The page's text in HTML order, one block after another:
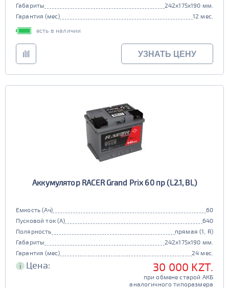
Габариты
242x175x190 мм.
Гарантия (мес)
12 мес.
есть в наличии
УЗНАТЬ ЦЕНУ
Аккумулятор RACER Grand Prix 60 пр (L2.1, BL)
Емкость (Ач)
60
Пусковой ток (А)
640
Полярность
прямая (1, R)
Габариты
242x175x190 мм.
Гарантия (мес)
24 мес.
i Цена: 30 000 KZT.
при обмене старой АКБ
аналогичного типоразмера